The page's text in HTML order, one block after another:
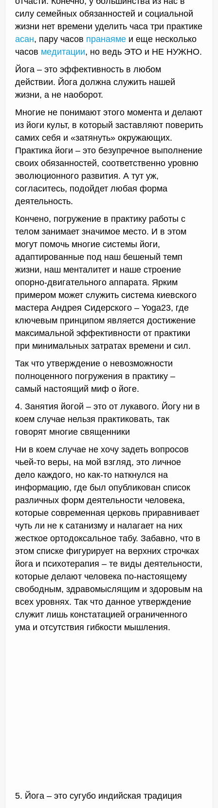
силу семейных обязанностей и социальной
жизни нет времени уделить часа три практике
асан, пару часов пранаяме и еще несколько
часов медитации, но ведь ЭТО и НЕ НУЖНО.
Йога – это эффективность в любом
действии. Йога должна служить нашей
жизни, а не наоборот.
Многие не понимают этого момента и делают
из йоги культ, в который заставляют поверить
самих себя и «затянуть» окружающих.
Практика йоги – это безупречное выполнение
своих обязанностей, соответственно уровню
эволюционного развития. А тут уж,
согласитесь, подойдет любая форма
деятельность.
Кончено, погружение в практику работы с
телом занимает значимое место. И в этом
могут помочь многие системы йоги,
адаптированные под наш бешеный темп
жизни, наш менталитет и наше строение
опорно-двигательного аппарата. Ярким
примером может служить система киевского
мастера Андрея Сидерского – Yoga23, где
ключевым принципом является достижение
максимальной эффективности от практики
при минимальных затратах времени и сил.
Так что утверждение о невозможности
полноценного погружения в практику –
самый настоящий миф о йоге.
4. Занятия йогой – это от лукавого. Йогу ни в
коем случае нельзя практиковать, так
говорят многие священники
Ни в коем случае не хочу задеть вопросов
чьей-то веры, на мой взгляд, это личное
дело каждого, но как-то наткнулся на
информацию, где был опубликован список
различных форм деятельности человека,
которые современная церковь приравнивает
чуть ли не к сатанизму и налагает на них
жесткое ортодоксальное табу. Забавно, что в
этом списке фигурирует на верхних строчках
йога и психотерапия – те виды деятельности,
которые делают человека по-настоящему
свободным, здравомыслящим и здоровым на
всех уровнях. Так что данное утверждение
служит лишь констатацией ограниченного
ума и отсутствия гибкости мышления.
5. Йога – это сугубо индийская традиция